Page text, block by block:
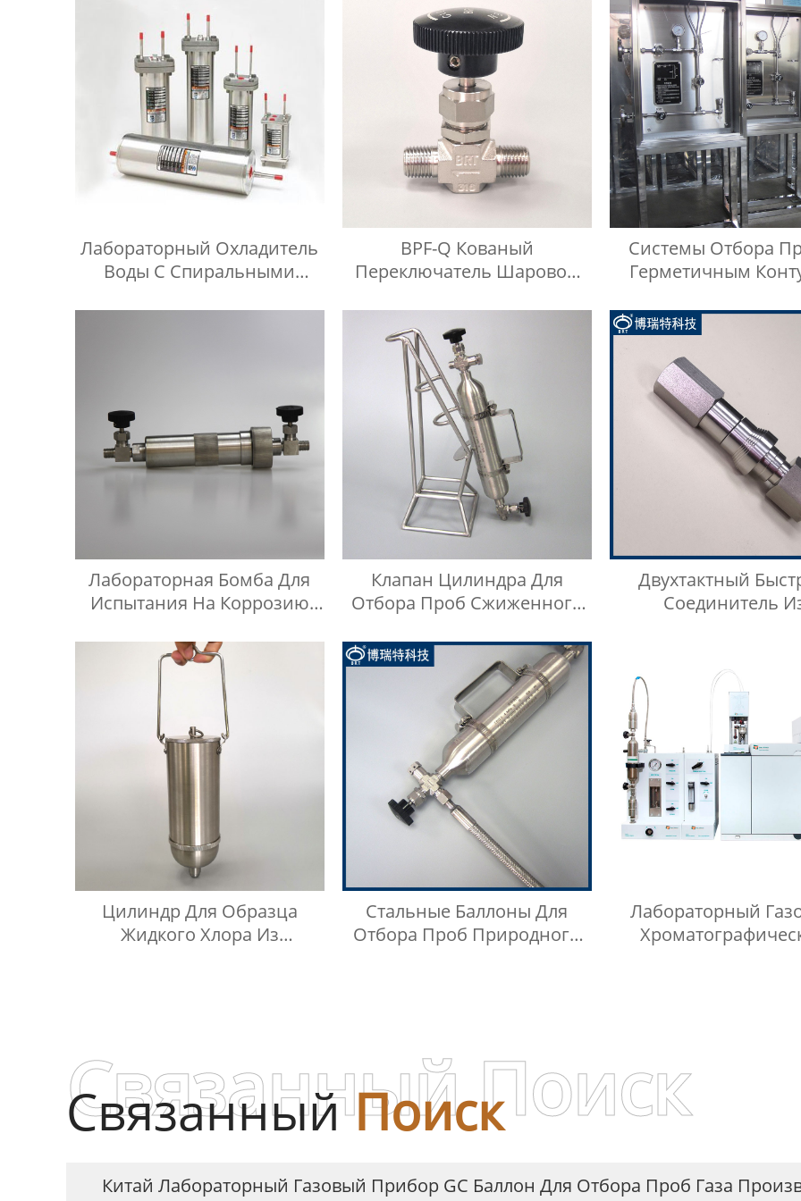
Лабораторный Охладитель
Воды С Спиральными
BPF-Q Кованый
Переключатель Шаровой
Нержавеющей Стали 316
Системы Отбора
Герметичным
Лабораторная Бомба Для
Испытания На Коррозию
Клапан Цилиндра Для
Отбора Проб Сжиженного
Нержавеющей Стали
Двухтактный
Соединитель
Цилиндр Для Образца
Жидкого Хлора Из
Стальные Баллоны Для
Отбора Проб Природного
Лабораторный
СвязанныйПоиск
Связанный Поиск
Китай Лабораторный Газовый Прибор GC Баллон Для Отбора Проб Газа